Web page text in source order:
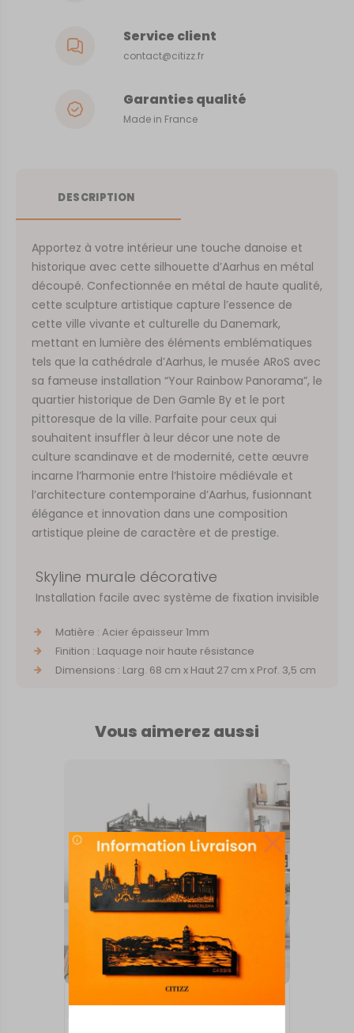
Service client
contact@citizz.fr
Garanties qualité
Made in France
DESCRIPTION
Apportez à votre intérieur une touche danoise et
historique avec cette silhouette d’Aarhus en métal
découpé. Confectionnée en métal de haute qualité,
cette sculpture artistique capture l’essence de
cette ville vivante et culturelle du Danemark,
mettant en lumière des éléments emblématiques
tels que la cathédrale d’Aarhus, le musée ARoS avec
sa fameuse installation “Your Rainbow Panorama”, le
quartier historique de Den Gamle By et le port
pittoresque de la ville. Parfaite pour ceux qui
souhaitent insuffler à leur décor une note de
culture scandinave et de modernité, cette œuvre
incarne l’harmonie entre l’histoire médiévale et
l’architecture contemporaine d’Aarhus, fusionnant
élégance et innovation dans une composition
artistique pleine de caractère et de prestige.
Skyline murale décorative
Installation facile avec système de fixation invisible
Matière : Acier épaisseur 1mm
Finition : Laquage noir haute résistance
Dimensions : Larg. 68 cm x Haut 27 cm x Prof. 3,5 cm
Vous aimerez aussi
INTERNATIONAL